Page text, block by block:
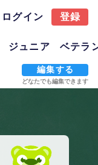
ログイン 登録
ジュニア ベテラ
編集する
どなたでも編集できます